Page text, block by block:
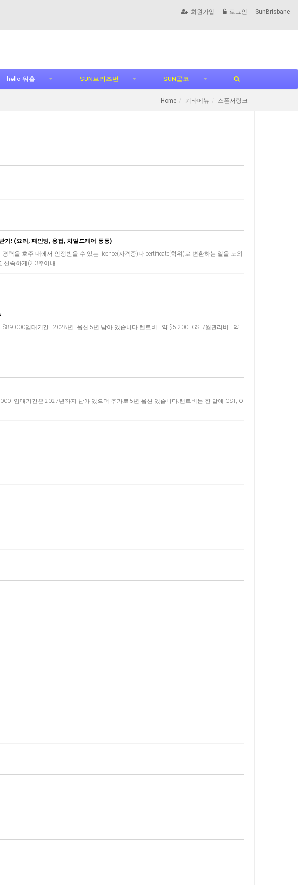
회원가입 로그인 SunBrisbane
hello 워홀 SUN브리즈번 SUN골코
Home 기타메뉴 스폰서링크
기! (요리, 페인팅, 용접, 차일드케어 등등)
력을 호주 내에서 인정받을 수 있는 licence(자격증)나 certificate(학위)로 변환하는 일을 도와
신속하게(2-3주이내…
$89,000임대기간: 2028년+옵션 5년 남아 있습니다 렌트비 : 약 $5,200+GST/월관리비 : 약
임대기간은 2027년까지 남아 있으며 추가로 5년 옵션 있습니다.랜트비는 한 달에 GST, O